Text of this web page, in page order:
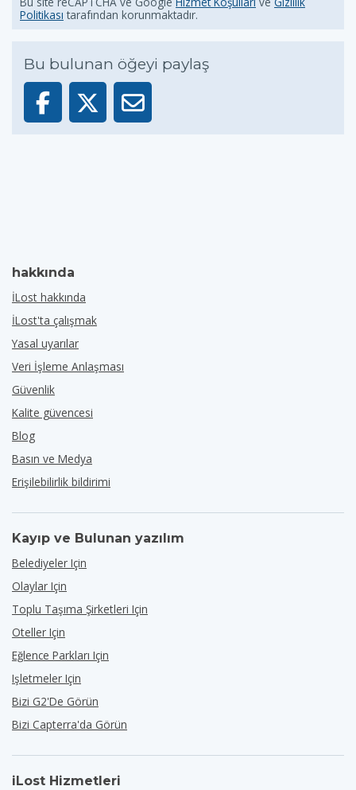
Politikası tarafından korunmaktadır.
Bu bulunan öğeyi paylaş
hakkında
İLost hakkında
İLost'ta çalışmak
Yasal uyarılar
Veri İşleme Anlaşması
Güvenlik
Kalite güvencesi
Blog
Basın ve Medya
Erişilebilirlik bildirimi
Kayıp ve Bulunan yazılım
Belediyeler Için
Olaylar Için
Toplu Taşıma Şirketleri Için
Oteller Için
Eğlence Parkları Için
Işletmeler Için
Bizi G2'de Görün
Bizi Capterra'da Görün
iLost Hizmetleri